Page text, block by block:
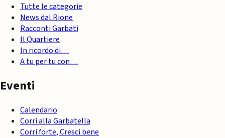
Tutte le categorie
News dal Rione
Racconti Garbati
Il Quartiere
In ricordo di…
A tu per tu con…
Eventi
Calendario
Corri alla Garbatella
Corri forte, Cresci bene